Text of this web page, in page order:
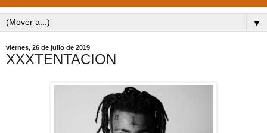
▼
viernes, 26 de julio de 2019
XXXTENTACION